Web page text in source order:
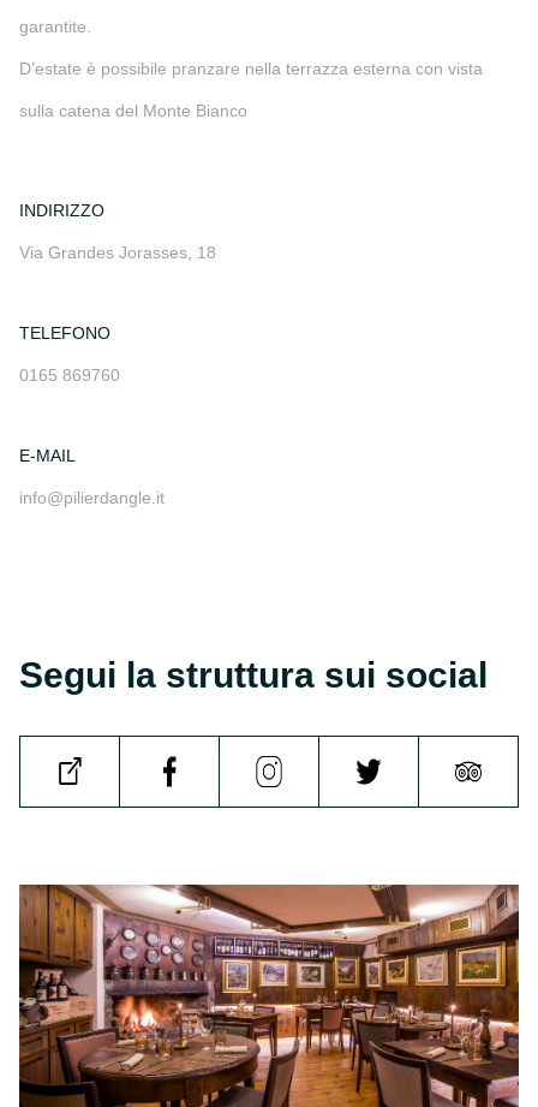
garantite.
D’estate è possibile pranzare nella terrazza esterna con vista
sulla catena del Monte Bianco
INDIRIZZO
Via Grandes Jorasses, 18
TELEFONO
0165 869760
E-MAIL
info@pilierdangle.it
Segui la struttura sui social